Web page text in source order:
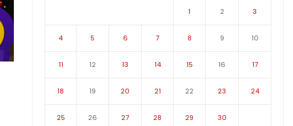
1 2 3
4 5 6 7 8 9 10
11 12 13 14 15 16 17
18 19 20 21 22 23 24
25 26 27 28 29 30